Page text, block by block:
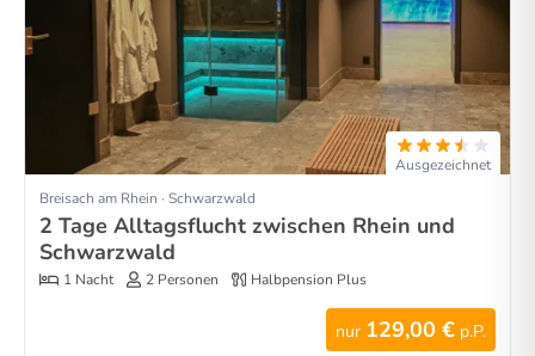
Ausgezeichnet
Breisach am Rhein · Schwarzwald
2 Tage Alltagsflucht zwischen Rhein und
Schwarzwald
1 Nacht 2 Personen Halbpension Plus
nur 129,00 € p.P.